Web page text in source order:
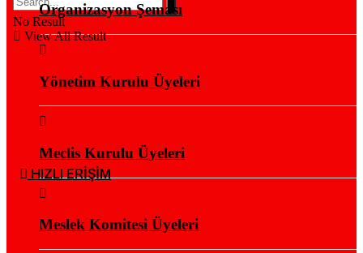
No Result
View All Result
HIZLI ERİŞİM
Organizasyon Şeması
Yönetim Kurulu Üyeleri
Meclis Kurulu Üyeleri
Meslek Komitesi Üyeleri